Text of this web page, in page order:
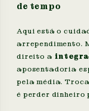
de tempo
Aqui está o
arrependimento.
direito a
aposentadoria
pela média.
é perder dinheiro